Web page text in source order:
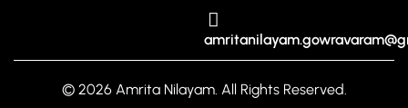
© 2026 Amrita Nilayam. All Rights Reserved.